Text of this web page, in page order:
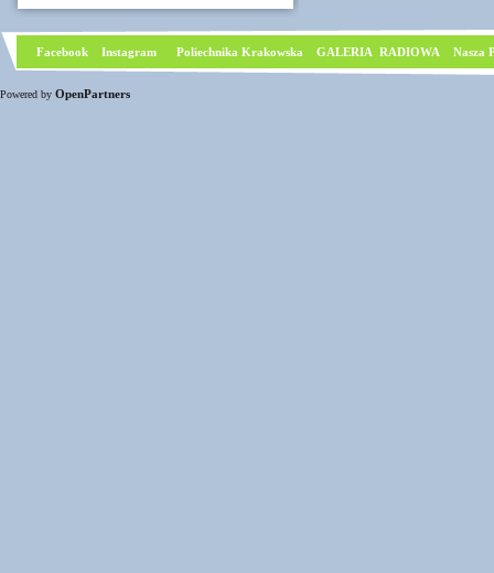
Facebook Instagram Poliechnika Krakowska GALERIA RADIOWA Nasza
Powered by OpenPartners